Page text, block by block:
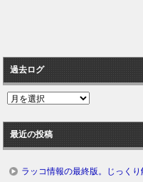
過去ログ
過
ロ
グ
最近の投稿
ラッコ情報の最終版。じっく